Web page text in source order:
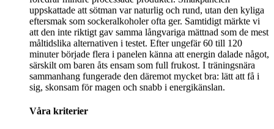
uppskattade att sötman var naturlig och rund, utan den kyliga
eftersmak som sockeralkoholer ofta ger. Samtidigt märkte vi
att den inte riktigt gav samma långvariga mättnad som de mest
måltidslika alternativen i testet. Efter ungefär 60 till 120
minuter började flera i panelen känna att energin dalade något,
särskilt om baren åts ensam som full frukost. I träningsnära
sammanhang fungerade den däremot mycket bra: lätt att få i
sig, skonsam för magen och snabb i energikänslan.
Våra kriterier